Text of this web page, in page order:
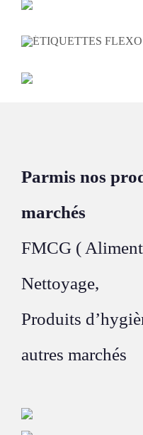
Parmis nos
marchés
FMCG (
Nettoyage,
Produits
autres marchés